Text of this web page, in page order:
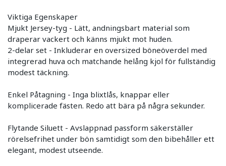
Viktiga Egenskaper
Mjukt Jersey-tyg - Lätt, andningsbart material som
draperar vackert och känns mjukt mot huden.
2-delar set - Inkluderar en oversized böneöverdel med
integrerad huva och matchande helång kjol för fullständig
modest täckning.
Enkel Påtagning - Inga blixtlås, knappar eller
komplicerade fästen. Redo att bära på några sekunder.
Flytande Siluett - Avslappnad passform säkerställer
rörelsefrihet under bön samtidigt som den bibehåller ett
elegant, modest utseende.